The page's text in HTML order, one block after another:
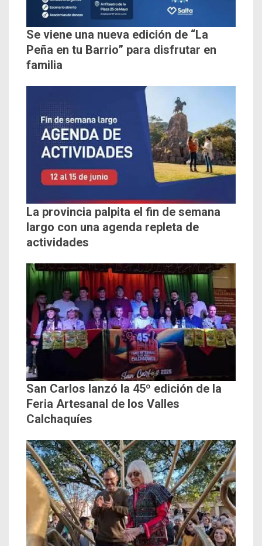
Se viene una nueva edición de “La
Peña en tu Barrio” para disfrutar en
familia
La provincia palpita el fin de semana
largo con una agenda repleta de
actividades
San Carlos lanzó la 45º edición de la
Feria Artesanal de los Valles
Calchaquíes